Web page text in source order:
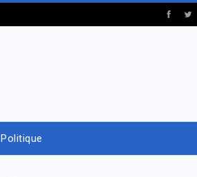
Politique